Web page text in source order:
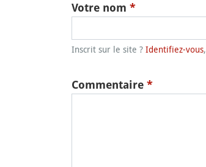
Votre nom *
Inscrit sur le site ? Identifiez-vous
Commentaire *